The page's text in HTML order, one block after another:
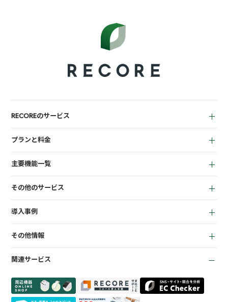
RECOREのサービス
アパレル向け
プランと料金
主要機能一覧
EC機能
KPI管理機能
会計機能
その他のサービス
質機能
ささげ代行サービス
導入事例
商材専門店
買取専門店
トレーディングカード
その他情報
よくある質問
会社概要
関連サービス